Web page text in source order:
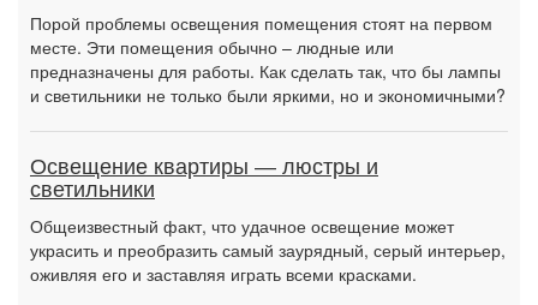
Порой проблемы освещения помещения стоят на первом
месте. Эти помещения обычно – людные или
предназначены для работы. Как сделать так, что бы лампы
и светильники не только были яркими, но и экономичными?
Освещение квартиры — люстры и
светильники
Общеизвестный факт, что удачное освещение может
украсить и преобразить самый заурядный, серый интерьер,
оживляя его и заставляя играть всеми красками.